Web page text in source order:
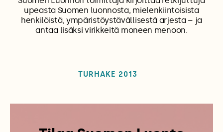
upeasta Suomen luonnosta, mielenkiintoisista
henkilöistä, ympäristöystävällisestä arjesta – ja
antaa lisäksi virikkeitä moneen menoon.
TURHAKE 2013